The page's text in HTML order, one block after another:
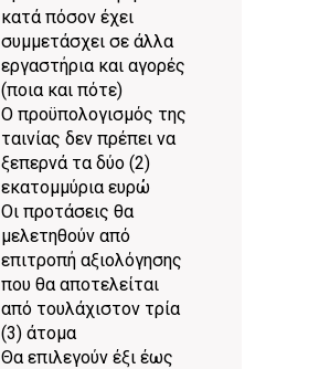
κατά πόσον έχει
συμμετάσχει σε άλλα
εργαστήρια και αγορές
(ποια και πότε)
Ο προϋπολογισμός της
ταινίας δεν πρέπει να
ξεπερνά τα δύο (2)
εκατομμύρια ευρώ
Οι προτάσεις θα
μελετηθούν από
επιτροπή αξιολόγησης
που θα αποτελείται
από τουλάχιστον τρία
(3) άτομα
Θα επιλεγούν έξι έως